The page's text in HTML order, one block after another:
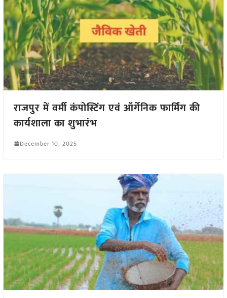
राजपुर में वर्मी कंपोस्टिंग एवं ऑर्गेनिक फार्मिंग की
कार्यशाला का शुभारंभ
December 10, 2025